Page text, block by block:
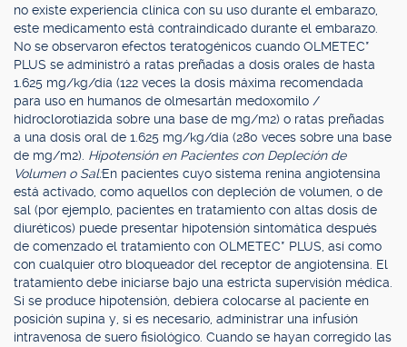
no existe experiencia clínica con su uso durante el embarazo,
este medicamento está contraindicado durante el embarazo.
No se observaron efectos teratogénicos cuando OLMETEC*
PLUS se administró a ratas preñadas a dosis orales de hasta
1.625 mg/kg/día (122 veces la dosis máxima recomendada
para uso en humanos de olmesartán medoxomilo /
hidroclorotiazida sobre una base de mg/m2) o ratas preñadas
a una dosis oral de 1.625 mg/kg/día (280 veces sobre una base
de mg/m2). Hipotensión en Pacientes con Depleción de
Volumen o Sal:En pacientes cuyo sistema renina angiotensina
está activado, como aquellos con depleción de volumen, o de
sal (por ejemplo, pacientes en tratamiento con altas dosis de
diuréticos) puede presentar hipotensión sintomática después
de comenzado el tratamiento con OLMETEC* PLUS, así como
con cualquier otro bloqueador del receptor de angiotensina. El
tratamiento debe iniciarse bajo una estricta supervisión médica.
Si se produce hipotensión, debiera colocarse al paciente en
posición supina y, si es necesario, administrar una infusión
intravenosa de suero fisiológico. Cuando se hayan corregido las